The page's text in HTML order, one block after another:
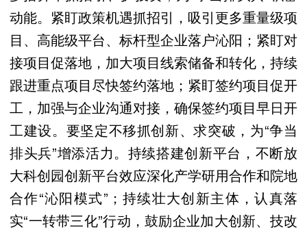
动能。紧盯政策机遇抓招引，吸引更多重量级项
目、高能级平台、标杆型企业落户沁阳；紧盯对
接项目促落地，加大项目线索储备和转化，持续
跟进重点项目尽快签约落地；紧盯签约项目促开
工，加强与企业沟通对接，确保签约项目早日开
工建设。要坚定不移抓创新、求突破，为“争当
排头兵”增添活力。持续搭建创新平台，不断放
大科创园创新平台效应深化产学研用合作和院地
合作“沁阳模式”；持续壮大创新主体，认真落
实“一转带三化”行动，鼓励企业加大创新、技改